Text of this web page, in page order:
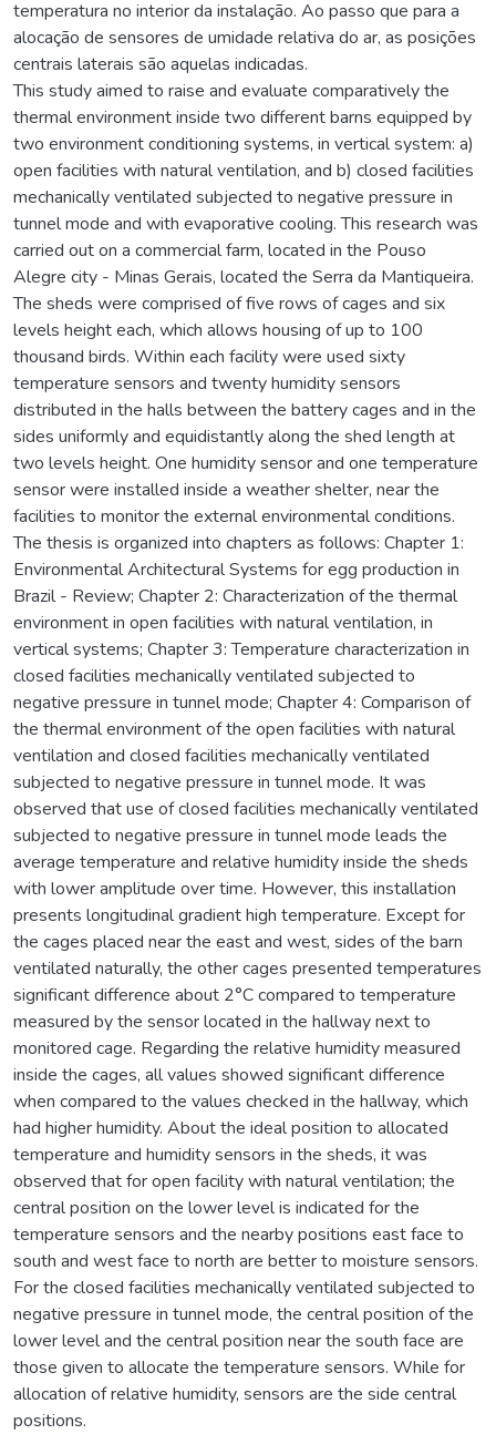
temperatura no interior da instalação. Ao passo que para a
alocação de sensores de umidade relativa do ar, as posições
centrais laterais são aquelas indicadas.
This study aimed to raise and evaluate comparatively the
thermal environment inside two different barns equipped by
two environment conditioning systems, in vertical system: a)
open facilities with natural ventilation, and b) closed facilities
mechanically ventilated subjected to negative pressure in
tunnel mode and with evaporative cooling. This research was
carried out on a commercial farm, located in the Pouso
Alegre city - Minas Gerais, located the Serra da Mantiqueira.
The sheds were comprised of five rows of cages and six
levels height each, which allows housing of up to 100
thousand birds. Within each facility were used sixty
temperature sensors and twenty humidity sensors
distributed in the halls between the battery cages and in the
sides uniformly and equidistantly along the shed length at
two levels height. One humidity sensor and one temperature
sensor were installed inside a weather shelter, near the
facilities to monitor the external environmental conditions.
The thesis is organized into chapters as follows: Chapter 1:
Environmental Architectural Systems for egg production in
Brazil - Review; Chapter 2: Characterization of the thermal
environment in open facilities with natural ventilation, in
vertical systems; Chapter 3: Temperature characterization in
closed facilities mechanically ventilated subjected to
negative pressure in tunnel mode; Chapter 4: Comparison of
the thermal environment of the open facilities with natural
ventilation and closed facilities mechanically ventilated
subjected to negative pressure in tunnel mode. It was
observed that use of closed facilities mechanically ventilated
subjected to negative pressure in tunnel mode leads the
average temperature and relative humidity inside the sheds
with lower amplitude over time. However, this installation
presents longitudinal gradient high temperature. Except for
the cages placed near the east and west, sides of the barn
ventilated naturally, the other cages presented temperatures
significant difference about 2°C compared to temperature
measured by the sensor located in the hallway next to
monitored cage. Regarding the relative humidity measured
inside the cages, all values showed significant difference
when compared to the values checked in the hallway, which
had higher humidity. About the ideal position to allocated
temperature and humidity sensors in the sheds, it was
observed that for open facility with natural ventilation; the
central position on the lower level is indicated for the
temperature sensors and the nearby positions east face to
south and west face to north are better to moisture sensors.
For the closed facilities mechanically ventilated subjected to
negative pressure in tunnel mode, the central position of the
lower level and the central position near the south face are
those given to allocate the temperature sensors. While for
allocation of relative humidity, sensors are the side central
positions.